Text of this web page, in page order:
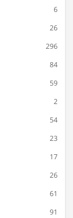
6
26
296
84
59
2
54
23
17
26
61
91